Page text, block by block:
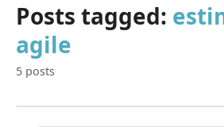
Posts tagged:
agile
5 posts